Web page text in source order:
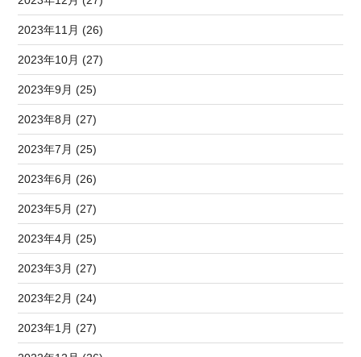
2023年11月 (26)
2023年10月 (27)
2023年9月 (25)
2023年8月 (27)
2023年7月 (25)
2023年6月 (26)
2023年5月 (27)
2023年4月 (25)
2023年3月 (27)
2023年2月 (24)
2023年1月 (27)